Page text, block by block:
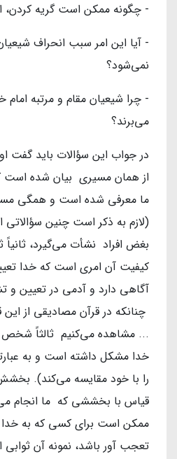
- چگونه ممکن است گریه کردن،
- آیا این امر سبب انحراف
نمی‌شود؟
- چرا شیعیان مقام و مرتبه امام
می‌برند؟
در جواب این سؤالات باید گفت
از همان مسیری بیان شده است
ما معرفی شده است و همگی
(لازم به ذکر است چنین
بغض افراد نشأت می‌گیرد، ثانیاً
کیفیت آن امری است که خدا
آگاهی دارد و آدمی در تعیین
چنانکه در قرآن مصادیقی از
... مشاهده می‌کنیم ثالثاً شخص
خدا مشکل داشته است و به
را با خود مقایسه می‌کند).
قیاس با بخششی که ما انجام
ممکن است برای کسی که به
تعجب آور باشد، نمونه آن